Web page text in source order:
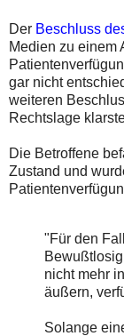
Der Beschluss
Medien zu einem
gar nicht
weiteren
Rechtslage
Die Betroffene
Zustand und
"Für den
nicht mehr
äußern,
Solange